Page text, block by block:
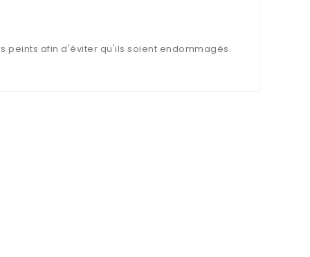
peints afin d'éviter qu'ils soient endommagés